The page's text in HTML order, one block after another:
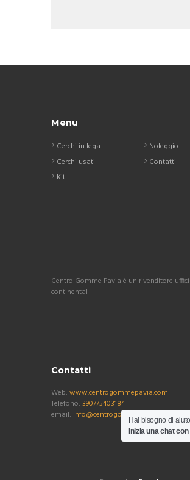
Menu
Cerchi in lega
Cerchi usati
Kit
Noleggio
Contatti
Centro Gomme Pavia è un rivenditore
continental
Contatti
Web: www.centrogommepavia.com
Telefono: 390775403184
email: info@centrogommepavia.com
Hai bisogno di
Inizia una chat con